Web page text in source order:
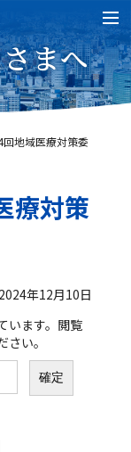
まへ
回地域医療対策委
療対策
年12月10日
います。閲覧
い。